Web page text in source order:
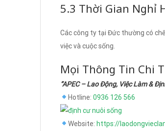
5.3 Thời Gian Nghỉ
Các công ty tại Đức thường có
việc và cuộc sống.
Mọi Thông Tin Chi
“APEC – Lao Động, Việc Làm &
Hotline: 0936 126 566
Website: https://